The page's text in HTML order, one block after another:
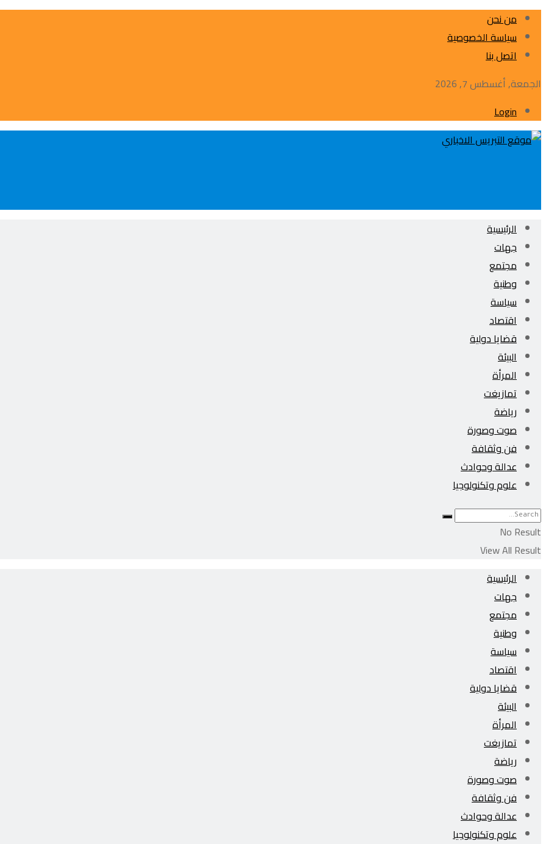
من نحن
سياسة الخصوصية
اتصل بنا
الجمعة, أغسطس 7, 2026
Login
الرئيسية
جهات
مجتمع
وطنية
سياسة
اقتصاد
قضايا دولية
البيئة
المرأة
تمازيغت
رياضة
صوت وصورة
فن وثقافة
عدالة وحوادث
علوم وتكنولوجيا
No Result
View All Result
الرئيسية
جهات
مجتمع
وطنية
سياسة
اقتصاد
قضايا دولية
البيئة
المرأة
تمازيغت
رياضة
صوت وصورة
فن وثقافة
عدالة وحوادث
علوم وتكنولوجيا